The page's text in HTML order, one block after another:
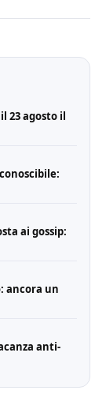
23 agosto il
ai gossip:
ancora un
anti-